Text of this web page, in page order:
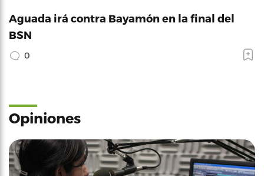
Aguada irá contra Bayamón en la final del
BSN
0
Opiniones